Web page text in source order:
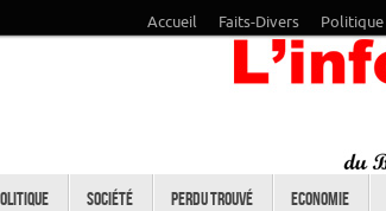
Accueil Faits-Divers Politique
Société Perdu trouvé Economie